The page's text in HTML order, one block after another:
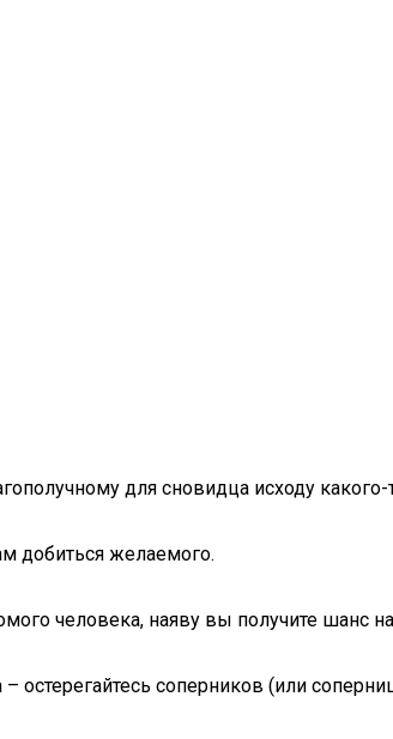
для сновидца исходу какого-
добиться желаемого.
человека, наяву вы получите шанс на
остерегайтесь соперников (или